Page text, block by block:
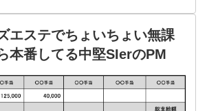
エステでちょいちょい無課
本番してる中堅SIerのPM